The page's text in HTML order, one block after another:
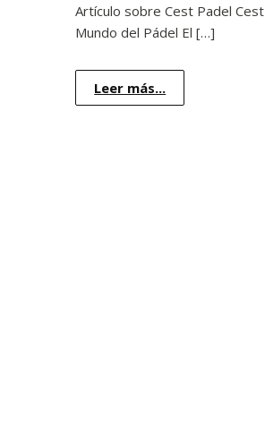
Artículo sobre Cest Padel
Mundo del Pádel El […]
Leer más...